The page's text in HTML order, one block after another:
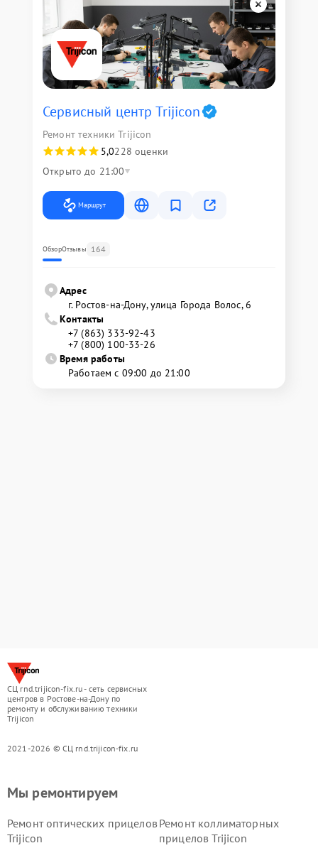
Сервисный центр Trijicon
Ремонт техники Trijicon
5,0228 оценки
Открыто до 21:00
Маршрут
ОбзорОтзывы 164
Адрес
г. Ростов-на-Дону, улица Города Волос, 6
Контакты
+7 (863) 333-92-43
+7 (800) 100-33-26
Время работы
Работаем с 09:00 до 21:00
СЦ rnd.trijicon-fix.ru - сеть сервисных
центров в Ростове-на-Дону по
ремонту и обслуживанию техники
Trijicon
2021-2026 © СЦ rnd.trijicon-fix.ru
Мы ремонтируем
Ремонт оптических прицелов
Trijicon
Ремонт коллиматорных
прицелов Trijicon